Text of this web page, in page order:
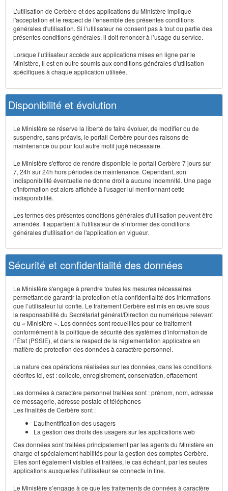
L’utilisation de Cerbère et des applications du Ministère implique
l'acceptation et le respect de l'ensemble des présentes conditions
générales d'utilisation. Si l’utilisateur ne consent pas à tout ou partie des
présentes conditions générales, il doit renoncer à l’usage du service.
Lorsque l’utilisateur accède aux applications mises en ligne par le
Ministère, il est en outre soumis aux conditions générales d'utilisation
spécifiques à chaque application utilisée.
Disponibilité et évolution
Le Ministère se réserve la liberté de faire évoluer, de modifier ou de
suspendre, sans préavis, le portail Cerbère pour des raisons de
maintenance ou pour tout autre motif jugé nécessaire.
Le Ministère s'efforce de rendre disponible le portail Cerbère 7 jours sur
7, 24h sur 24h hors périodes de maintenance. Cependant, son
indisponibilité éventuelle ne donne droit à aucune indemnité. Une page
d'information est alors affichée à l'usager lui mentionnant cette
indisponibilité.
Les termes des présentes conditions générales d'utilisation peuvent être
amendés. Il appartient à l'utilisateur de s'informer des conditions
générales d'utilisation de l'application en vigueur.
Sécurité et confidentialité des données
Le Ministère s'engage à prendre toutes les mesures nécessaires
permettant de garantir la protection et la confidentialité des informations
que l’utilisateur lui confie. Le traitement Cerbère est mis en œuvre sous
la responsabilité du Secrétariat général/Direction du numérique relevant
du « Ministère ». Les données sont recueillies pour ce traitement
conformément à la politique de sécurité des systèmes d’information de
l’État (PSSIE), et dans le respect de la réglementation applicable en
matière de protection des données à caractère personnel.
La nature des opérations réalisées sur les données, dans les conditions
décrites ici, est : collecte, enregistrement, conservation, effacement
Les données à caractère personnel traitées sont : prénom, nom, adresse
de messagerie, adresse postale et téléphones
Les finalités de Cerbère sont :
L’authentification des usagers
La gestion des droits des usagers sur les applications web
Ces données sont traitées principalement par les agents du Ministère en
charge et spécialement habilités pour la gestion des comptes Cerbère.
Elles sont également visibles et traitées, le cas échéant, par les seules
applications auxquelles l’utilisateur se connecte in fine.
Le Ministère s’engage à ce que les traitements de données à caractère